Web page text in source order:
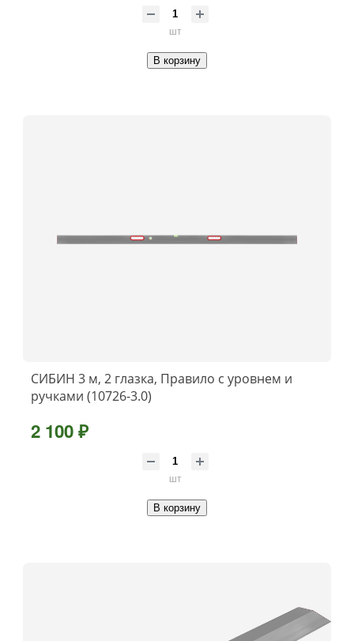
шт
В корзину
СИБИН 3 м, 2 глазка, Правило с уровнем и
ручками (10726-3.0)
2 100 ₽
шт
В корзину